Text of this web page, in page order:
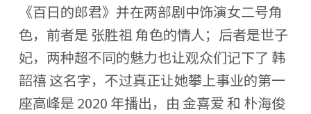
《百日的郎君》并在两部剧中饰演女二号角
色，前者是 张胜祖 角色的情人；后者是世子
妃，两种超不同的魅力也让观众们记下了 韩
韶禧 这名字，不过真正让她攀上事业的第一
座高峰是 2020 年播出，由 金喜爱 和 朴海俊